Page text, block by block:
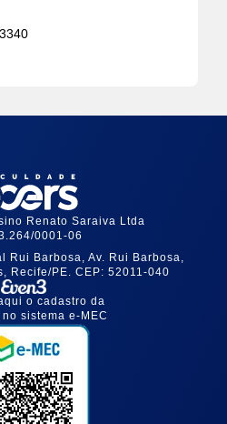
Renato Saraiva Ltda
0001-06
Rui Barbosa, Av. Rui Barbosa,
Recife/PE. CEP: 52011-040
o cadastro da
sistema e-MEC